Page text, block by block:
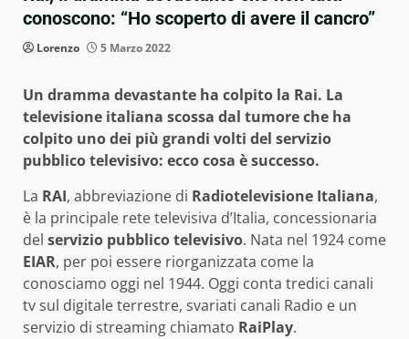
conoscono: “Ho scoperto di avere il cancro”
Lorenzo 5 Marzo 2022
Un dramma devastante ha colpito la Rai. La
televisione italiana scossa dal tumore che ha
colpito uno dei più grandi volti del servizio
pubblico televisivo: ecco cosa è successo.
La RAI, abbreviazione di Radiotelevisione Italiana,
è la principale rete televisiva d’Italia, concessionaria
del servizio pubblico televisivo. Nata nel 1924 come
EIAR, per poi essere riorganizzata come la
conosciamo oggi nel 1944. Oggi conta tredici canali
tv sul digitale terrestre, svariati canali Radio e un
servizio di streaming chiamato RaiPlay.